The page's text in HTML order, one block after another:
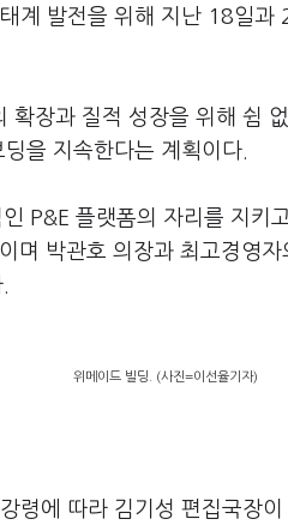
계 발전을 위해 지난 18일
확장과 질적 성장을 위해 쉼
을 지속한다는 계획이다.
P&E 플랫폼의 자리를 지키
며 박관호 의장과 최고경영
위메이드 빌딩. (사진=이선율기자)
령에 따라 김기성 편집국장이